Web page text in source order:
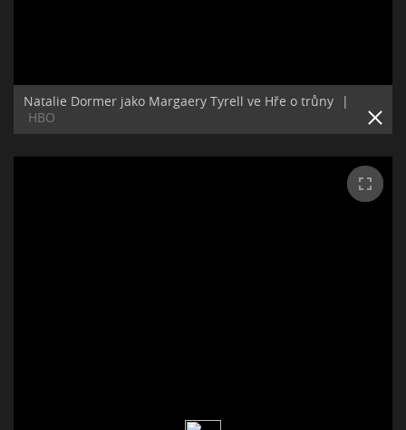
Natalie Dormer jako Margaery Tyrell ve Hře o trůny
|
HBO